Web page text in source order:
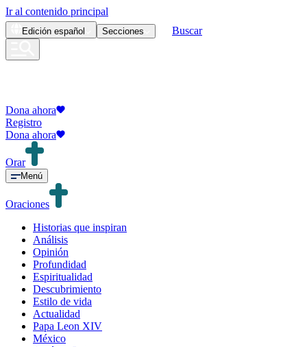
Ir al contenido principal
Edición español Secciones Buscar
Dona ahora
Registro
Dona ahora
Orar
Menú
Oraciones
Historias que inspiran
Análisis
Opinión
Profundidad
Espiritualidad
Descubrimiento
Estilo de vida
Actualidad
Papa Leon XIV
México